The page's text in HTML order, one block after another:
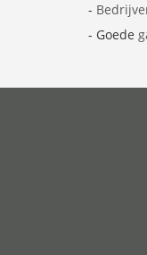
-
- Goede